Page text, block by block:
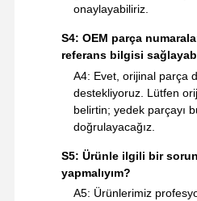
onaylayabiliriz.
S4: OEM parça
referans bilgisi
A4: Evet, orijinal parça
destekliyoruz. Lütfen
belirtin; yedek parçayı
doğrulayacağız.
S5: Ürünle ilgili bir
yapmalıyım?
A5: Ürünlerimiz